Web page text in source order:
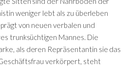
weniger lebt als zu überleben
von neuen verbalen und
trunksüchtigen Mannes. Die
als deren Repräsentantin sie das
verkörpert, steht